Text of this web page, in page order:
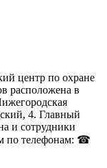
центр по охране
расположена в
4. Главный
и сотрудники
по телефонам: ☎